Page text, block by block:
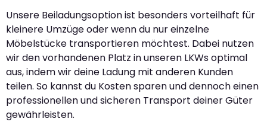
Unsere Beiladungsoption ist besonders vorteilhaft für
kleinere Umzüge oder wenn du nur einzelne
Möbelstücke transportieren möchtest. Dabei nutzen
wir den vorhandenen Platz in unseren LKWs optimal
aus, indem wir deine Ladung mit anderen Kunden
teilen. So kannst du Kosten sparen und dennoch einen
professionellen und sicheren Transport deiner Güter
gewährleisten.